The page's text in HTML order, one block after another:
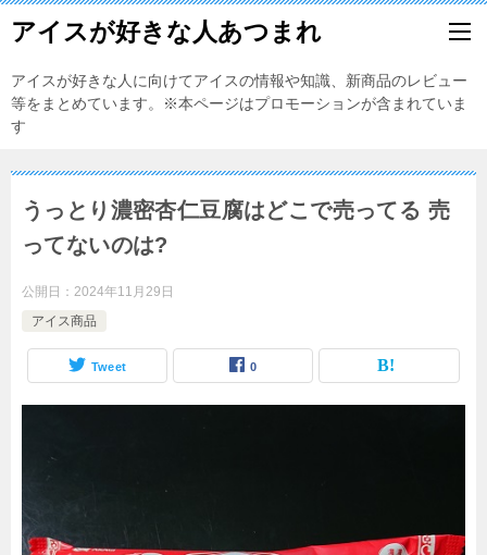
アイスが好きな人あつまれ
アイスが好きな人に向けてアイスの情報や知識、新商品のレビュー
等をまとめています。※本ページはプロモーションが含まれていま
す
うっとり濃密杏仁豆腐はどこで売ってる 売
ってないのは?
公開日： 2024年11月29日
アイス商品
Tweet 0